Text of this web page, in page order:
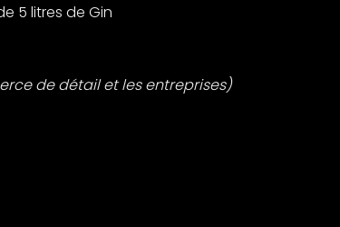
5 litres de Gin
de détail et les entreprises)